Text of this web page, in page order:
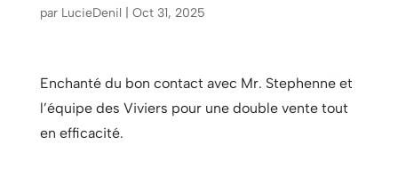
par LucieDenil Oct 31, 2025
Enchanté du bon contact avec Mr. Stephenne et
l’équipe des Viviers pour une double vente tout
en efficacité.